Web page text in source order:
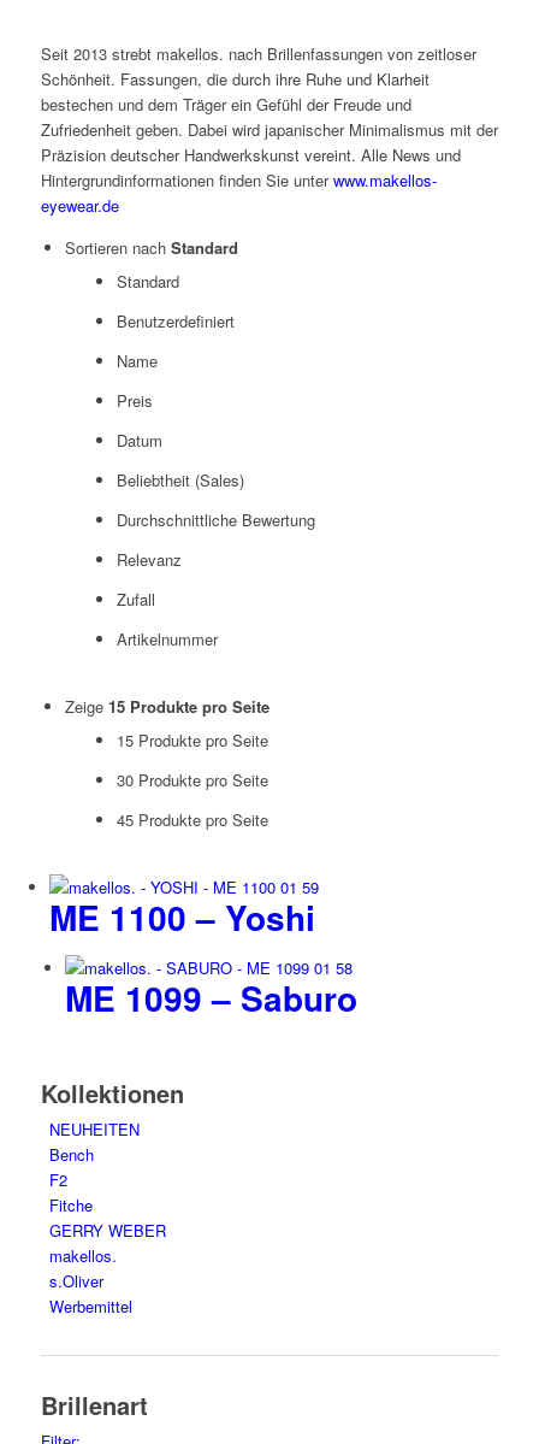
Seit 2013 strebt makellos. nach Brillenfassungen von zeitloser
Schönheit. Fassungen, die durch ihre Ruhe und Klarheit
bestechen und dem Träger ein Gefühl der Freude und
Zufriedenheit geben. Dabei wird japanischer Minimalismus mit der
Präzision deutscher Handwerkskunst vereint. Alle News und
Hintergrundinformationen finden Sie unterwww.makellos-
eyewear.de
Sortieren nach Standard
Standard
Benutzerdefiniert
Name
Preis
Datum
Beliebtheit (Sales)
Durchschnittliche Bewertung
Relevanz
Zufall
Artikelnummer
Zeige 15 Produkte pro Seite
15 Produkte pro Seite
30 Produkte pro Seite
45 Produkte pro Seite
ME 1100 – Yoshi
ME 1099 – Saburo
Kollektionen
NEUHEITEN
Bench
F2
Fitche
GERRY WEBER
makellos.
s.Oliver
Werbemittel
Brillenart